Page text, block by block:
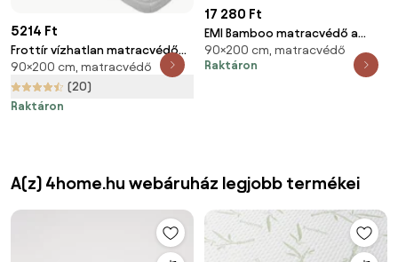
5214 Ft
Frottír vízhatlan matracvédő
90 x 200 cm
90×200 cm, matracvédő
(20)
Raktáron
17 280 Ft
EMI Bamboo matracvédő a
sarkokon gumiszalaggal
90×200 cm, matracvédő
Raktáron
A(z) 4home.hu webáruház legjobb termékei